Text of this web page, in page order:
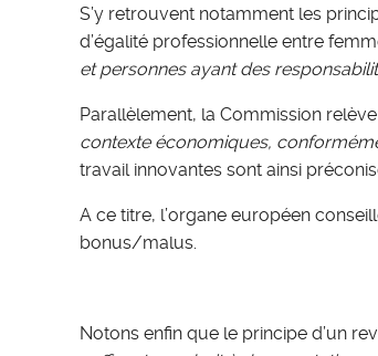
S’y retrouvent notamment les
d’égalité professionnelle entre
et personnes ayant des
Parallèlement, la Commission
contexte économiques,
travail innovantes sont ainsi
A ce titre, l’organe européen
bonus/malus.
Notons enfin que le principe d’un